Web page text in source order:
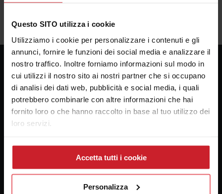
Questo SITO utilizza i cookie
Utilizziamo i cookie per personalizzare i contenuti e gli
annunci, fornire le funzioni dei social media e analizzare il
nostro traffico. Inoltre forniamo informazioni sul modo in
cui utilizzi il nostro sito ai nostri partner che si occupano
di analisi dei dati web, pubblicità e social media, i quali
potrebbero combinarle con altre informazioni che hai
fornito loro o che hanno raccolto in base al tuo utilizzo dei
loro servizi.
Accetta tutti i cookie
Personalizza
Consulenza Plotter
Presso la sede della Bosco forniture Grafiche s.a.s.
Via Principe di Paternò 174
90145 Palermo
3347247609